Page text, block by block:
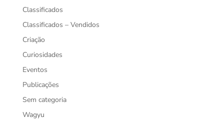
Classificados
Classificados – Vendidos
Criação
Curiosidades
Eventos
Publicações
Sem categoria
Wagyu